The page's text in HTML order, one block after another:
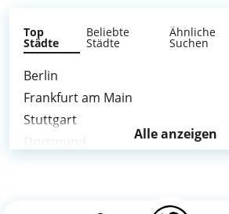
Top
Städte
Beliebte
Städte
Ähnliche
Suchen
Berlin
Frankfurt am Main
Stuttgart
Alle anzeigen